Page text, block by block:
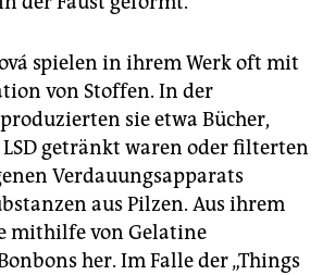
spielen in ihrem Werk oft mit
von Stoffen. In der
sie etwa Bücher,
getränkt waren oder filterten
Verdauungsapparats
aus Pilzen. Aus ihrem
mithilfe von Gelatine
her. Im Falle der „Things